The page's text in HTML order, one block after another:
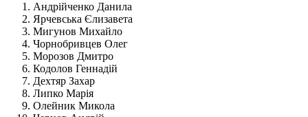
Андрійченко Данила
Ярчевська Єлизавета
Мигунов Михайло
Чорнобривцев Олег
Морозов Дмитро
Кодолов Геннадій
Дехтяр Захар
Липко Марія
Олейник Микола